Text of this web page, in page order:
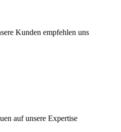
Kunden empfehlen uns
auf unsere Expertise